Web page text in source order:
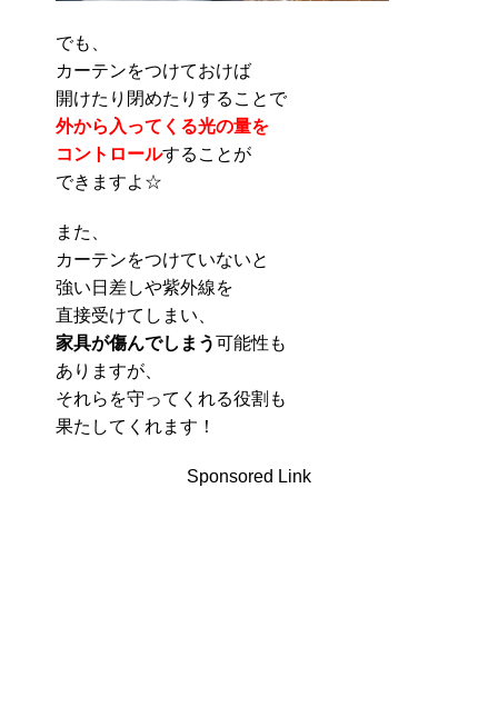
でも、
カーテンをつけておけば
開けたり閉めたりすることで
外から入ってくる光の量を
コントロールすることが
できますよ☆
また、
カーテンをつけていないと
強い日差しや紫外線を
直接受けてしまい、
家具が傷んでしまう可能性も
ありますが、
それらを守ってくれる役割も
果たしてくれます！
Sponsored Link